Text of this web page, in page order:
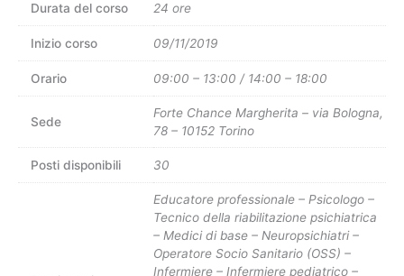
Durata del corso
24 ore
Inizio corso 09/11/2019
Orario 09:00 – 13:00 / 14:00 – 18:00
Sede
Forte Chance Margherita – via Bologna,
78 – 10152 Torino
Posti disponibili 30
Educatore professionale – Psicologo –
Tecnico della riabilitazione psichiatrica
– Medici di base – Neuropsichiatri –
Operatore Socio Sanitario (OSS) –
Infermiere – Infermiere pediatrico –